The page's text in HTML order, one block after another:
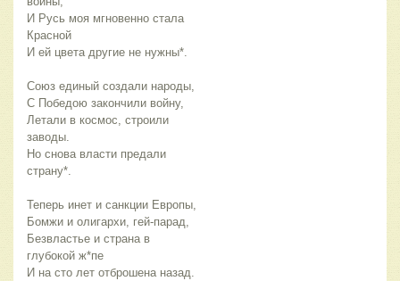
И Русь моя мгновенно стала
Красной
И ей цвета другие не нужны*.
Союз единый создали народы,
С Победою закончили войну,
Летали в космос, строили
заводы.
Но снова власти предали
страну*.
Теперь инет и санкции Европы,
Бомжи и олигархи, гей-парад,
Безвластье и страна в
глубокой ж*пе
И на сто лет отброшена назад.